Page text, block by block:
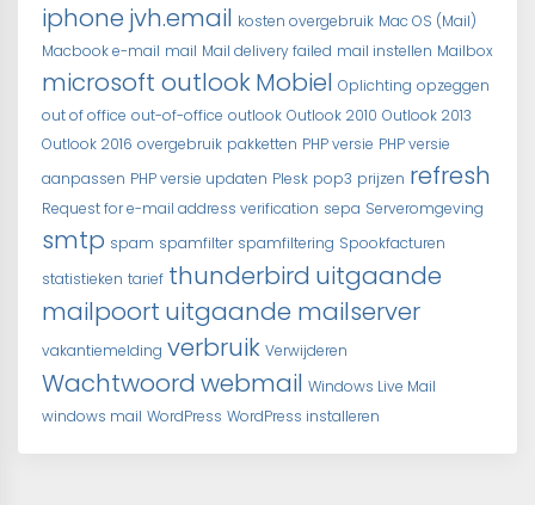
iphone jvh.email kosten overgebruik Mac OS (Mail)
Macbook e-mail mail Mail delivery failed mail instellen Mailbox
microsoft outlookMobiel Oplichting opzeggen
out of office out-of-office outlook Outlook 2010 Outlook 2013
Outlook 2016 overgebruik pakketten PHP versie PHP versie
aanpassen PHP versie updaten Plesk pop3 prijzen refresh
Request for e-mail address verification sepa Serveromgeving
smtp spam spamfilter spamfiltering Spookfacturen
statistieken tarief thunderbird uitgaande
mailpoort uitgaande mailserver
vakantiemelding verbruik Verwijderen
Wachtwoord webmail Windows Live Mail
windows mail WordPress WordPress installeren